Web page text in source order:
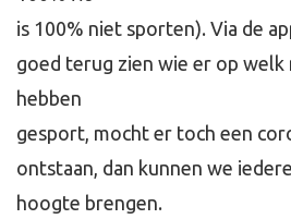
is 100% niet sporten). Via de
goed terug zien wie er op welk
hebben
gesport, mocht er toch een
ontstaan, dan kunnen we
hoogte brengen.